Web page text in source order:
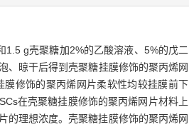
1.5 g壳聚糖加2%的乙酸溶液、5%的戊二
、晾干后得到壳聚糖挂膜修饰的聚丙烯网
膜修饰的聚丙烯网片柔软性均较挂膜前下
在壳聚糖挂膜修饰的聚丙烯网片材料上
的理想浓度。壳聚糖挂膜修饰的聚丙烯网